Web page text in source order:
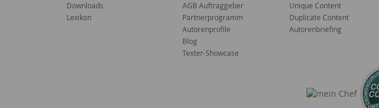
Downloads
Lexikon
AGB Auftraggeber
Partnerprogramm
Autorenprofile
Blog
Texter-Showcase
Unique Content
Duplicate Content
Autorenbriefing